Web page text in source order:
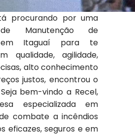
procurando por uma
Manutenção de
em Itaguaí para te
qualidade, agilidade,
alto conhecimento
justos, encontrou o
bem-vindo a Recel,
especializada em
combate a incêndios
eficazes, seguros e em